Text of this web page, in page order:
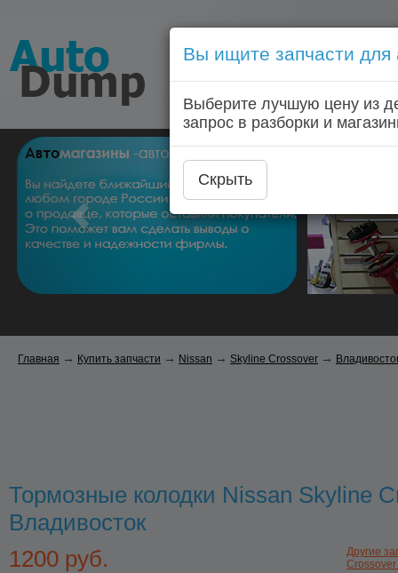
Голосовой запрос
Главная
Главная → Купить запчасти → Nissan → Skyline Crossover →
Тормозные колодки Nissan Skyline
Владивосток
Другие
Crossover
1200 руб.
Вы ищите запчасти для
Выберите лучшую цену из
запрос в разборки и
Скрыть